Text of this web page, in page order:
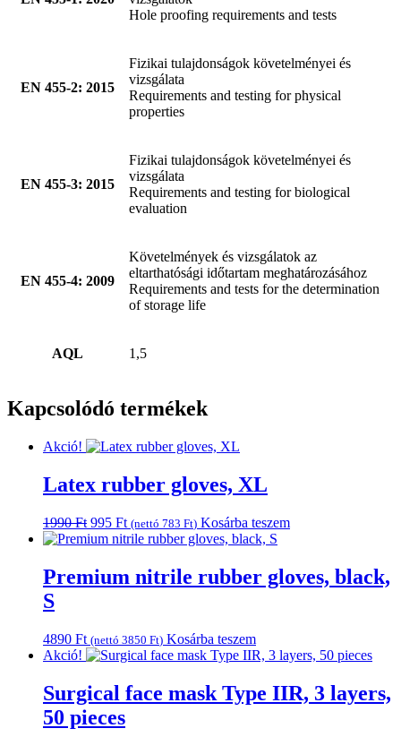
Hole proofing requirements and tests
EN 455-2: 2015
Fizikai tulajdonságok követelményei és
vizsgálata
Requirements and testing for physical
properties
EN 455-3: 2015
Fizikai tulajdonságok követelményei és
vizsgálata
Requirements and testing for biological
evaluation
EN 455-4: 2009
Követelmények és vizsgálatok az
eltarthatósági időtartam meghatározásához
Requirements and tests for the determination
of storage life
AQL 1,5
Kapcsolódó termékek
Akció!
Latex rubber gloves, XL
1990Ft Original
price
1990 Ft.
995 FtCurrent
price
995 Ft.
(nettó 783 Ft) Kosárba teszem
Premium nitrile rubber gloves, black,
S
4890 Ft (nettó 3850 Ft) Kosárba teszem
Akció!
Surgical face mask Type IIR, 3 layers,
50 pieces